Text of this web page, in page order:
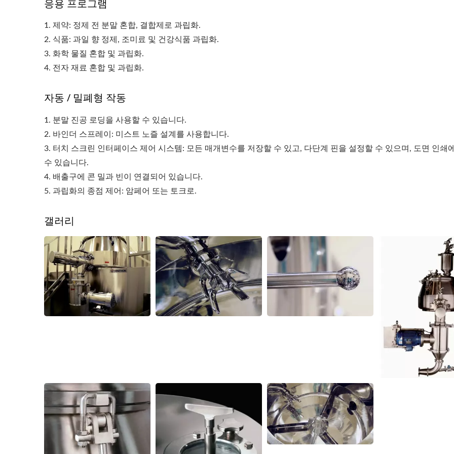
응용 프로그램
1. 제약: 정제 전 분말 혼합, 결합제로 과립화.
2. 식품: 과일 향 정제, 조미료 및 건강식품 과립화.
3. 화학 물질 혼합 및 과립화.
4. 전자 재료 혼합 및 과립화.
자동 / 밀폐형 작동
1. 분말 진공 로딩을 사용할 수 있습니다.
2. 바인더 스프레이: 미스트 노즐 설계를 사용합니다.
3. 터치 스크린 인터페이스 제어 시스템: 모든 매개변수를 저장할 수 있고, 다단계 핀을 설정할 수 있으며, 도면 인쇄
수 있습니다.
4. 배출구에 콘 밀과 빈이 연결되어 있습니다.
5. 과립화의 종점 제어: 암페어 또는 토크로.
갤러리